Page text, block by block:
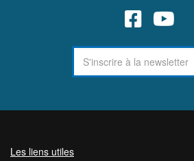
Les liens utiles